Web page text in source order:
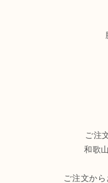
ご注
和歌
ご注文か